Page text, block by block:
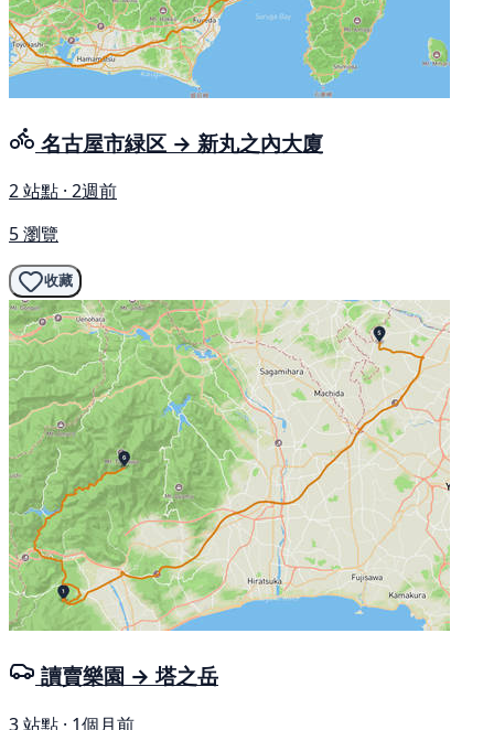
名古屋市緑区 → 新丸之內大廈
2 站點 · 2週前
5 瀏覽
收藏
讀賣樂園 → 塔之岳
3 站點 · 1個月前